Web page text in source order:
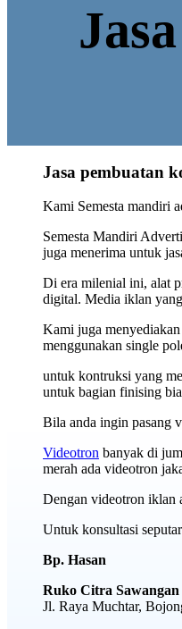
Jasa pembuatan
Kami Semesta mandiri
Semesta Mandiri
juga menerima untuk
Di era milenial ini, alat
digital. Media iklan
Kami juga
menggunakan single
untuk kontruksi yang
untuk bagian finising
Bila anda ingin pasang
Videotron banyak di
merah ada videotron
Dengan videotron iklan
Untuk konsultasi
Bp. Hasan
Ruko Citra Sawangan
Jl. Raya Muchtar,